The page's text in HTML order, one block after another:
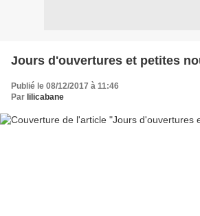
Jours d'ouvertures et petites
Publié le 08/12/2017 à 11:46
Par lilicabane